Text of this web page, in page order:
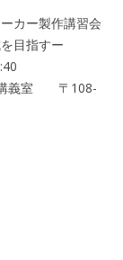
カー製作講習会
目指すー
講義室 〒108-